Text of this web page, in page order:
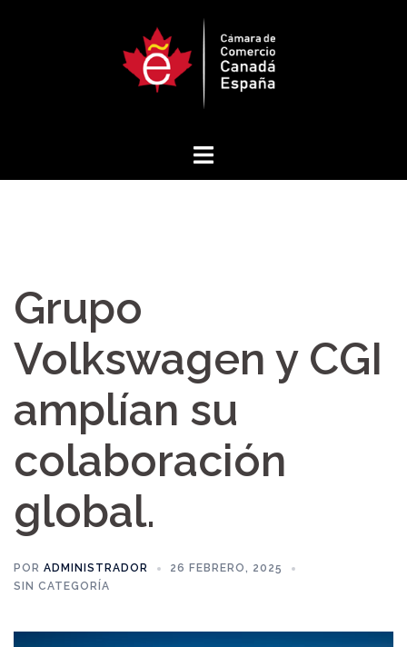
Grupo
Volkswagen y CGI
amplían su
colaboración
global.
POR ADMINISTRADOR
26 FEBRERO, 2025
SIN CATEGORÍA